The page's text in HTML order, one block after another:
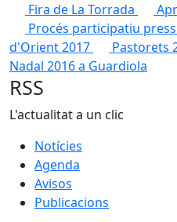
Fira de La Torrada
Procés participatiu
d'Orient 2017
Pastorets
Nadal 2016 a Guardiola
RSS
L'actualitat a un clic
Notícies
Agenda
Avisos
Publicacions